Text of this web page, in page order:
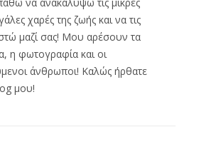
χαρές της ζωής και να τις
μαζί σας! Μου αρέσουν τα
η φωτογραφία και οι
άνθρωποι! Καλώς ήρθατε
μου!